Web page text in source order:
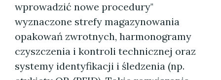
wprowadzić nowe procedury"
wyznaczone strefy magazynowania
opakowań zwrotnych, harmonogramy
czyszczenia i kontroli technicznej oraz
systemy identyfikacji i śledzenia (np.